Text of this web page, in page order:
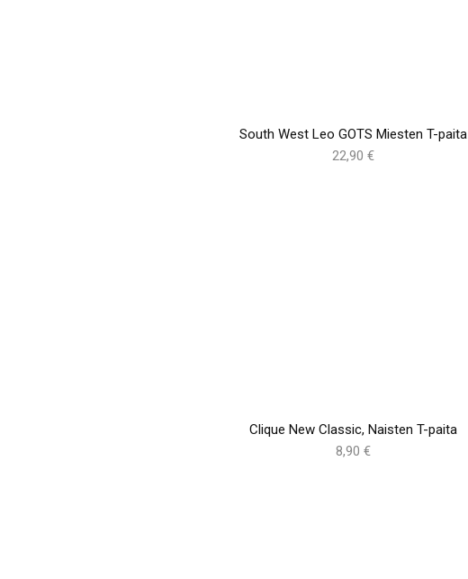
South West Leo GOTS Miesten T-paita
22,90 €
Clique New Classic, Naisten T-paita
8,90 €